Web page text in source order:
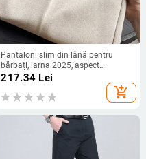
Pantaloni slim din lână pentru
bărbați, iarna 2025, aspect
sofisticat, casual de înaltă clasă,
modă britano-coreeană, pantaloni
de costum modern
217.34 Lei
add_shopping_cart